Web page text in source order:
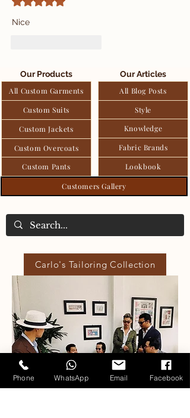
Nice
Our Products
All Custom Garments
Custom Suits
Custom Jackets
Custom Overcoats
Custom Pants
Our Articles
Lookbook
All Blog Posts
Style
Knowledge
Fabric Brands
Customers Gallery
Carlo's Tailoring Collection
Phone WhatsApp Email Facebook